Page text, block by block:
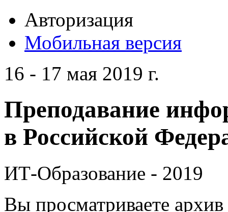
Авторизация
Мобильная версия
16 - 17 мая 2019 г.
Преподавание
в Российской
ИТ-Образование - 2019
Вы просматриваете